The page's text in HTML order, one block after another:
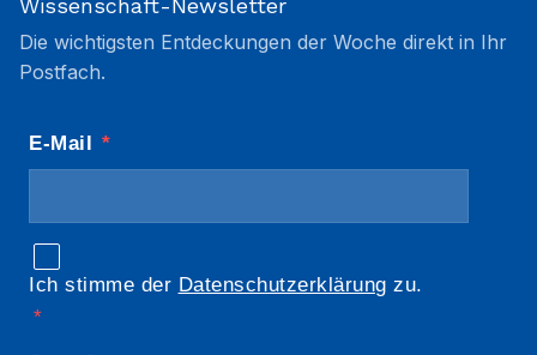
Wissenschaft-Newsletter
Die wichtigsten Entdeckungen der Woche direkt in Ihr
Postfach.